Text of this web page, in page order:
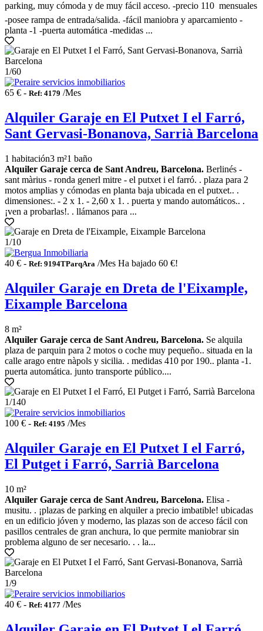
parking, muy cómoda y de muy fácil acceso. -precio 110  mensuales
-posee rampa de entrada/salida. -fácil maniobra y aparcamiento -
planta -1 -puerta automática -medidas ...
1/60
65 € - Ref: 4179 /Mes
Alquiler Garaje en El Putxet I el Farró,
Sant Gervasi-Bonanova, Sarrià Barcelona
1 habitación3 m²1 baño
Alquiler Garaje cerca de Sant Andreu, Barcelona. Berlinés -
sant màrius - ronda generl mitre - el putxet i el farró. . plaza para 2
motos amplias y cómodas en planta baja ubicada en el putxet.. .
dimensiones:. - 2 x 1. - 2,60 x 1. . puerta y mando automáticos.. .
¡ven a probarlas!. . llámanos para ...
1/10
40 € - Ref: 9194TParqAra /Mes Ha bajado 60 €!
Alquiler Garaje en Dreta de l'Eixample,
Eixample Barcelona
8 m²
Alquiler Garaje cerca de Sant Andreu, Barcelona. Se alquila
plaza de parquin para 2 motos o coche muy pequeño.. situada en la
calle arago entre nàpols y sicilia. . medidas 410 por 190.. planta -1.
puerta automática. junto transporte público....
1/140
100 € - Ref: 4195 /Mes
Alquiler Garaje en El Putxet I el Farró,
El Putget i Farró, Sarrià Barcelona
10 m²
Alquiler Garaje cerca de Sant Andreu, Barcelona. Elisa -
musitu. . ¡plazas de parking en alquiler a precio imbatible! ubicadas
en un edificio jóven y moderno, las plazas son de acceso fácil con
pasillos centrales de gran anchura, lo que permite maniobrar sin
problema alguno de ser necesario. . . la...
1/9
40 € - Ref: 4177 /Mes